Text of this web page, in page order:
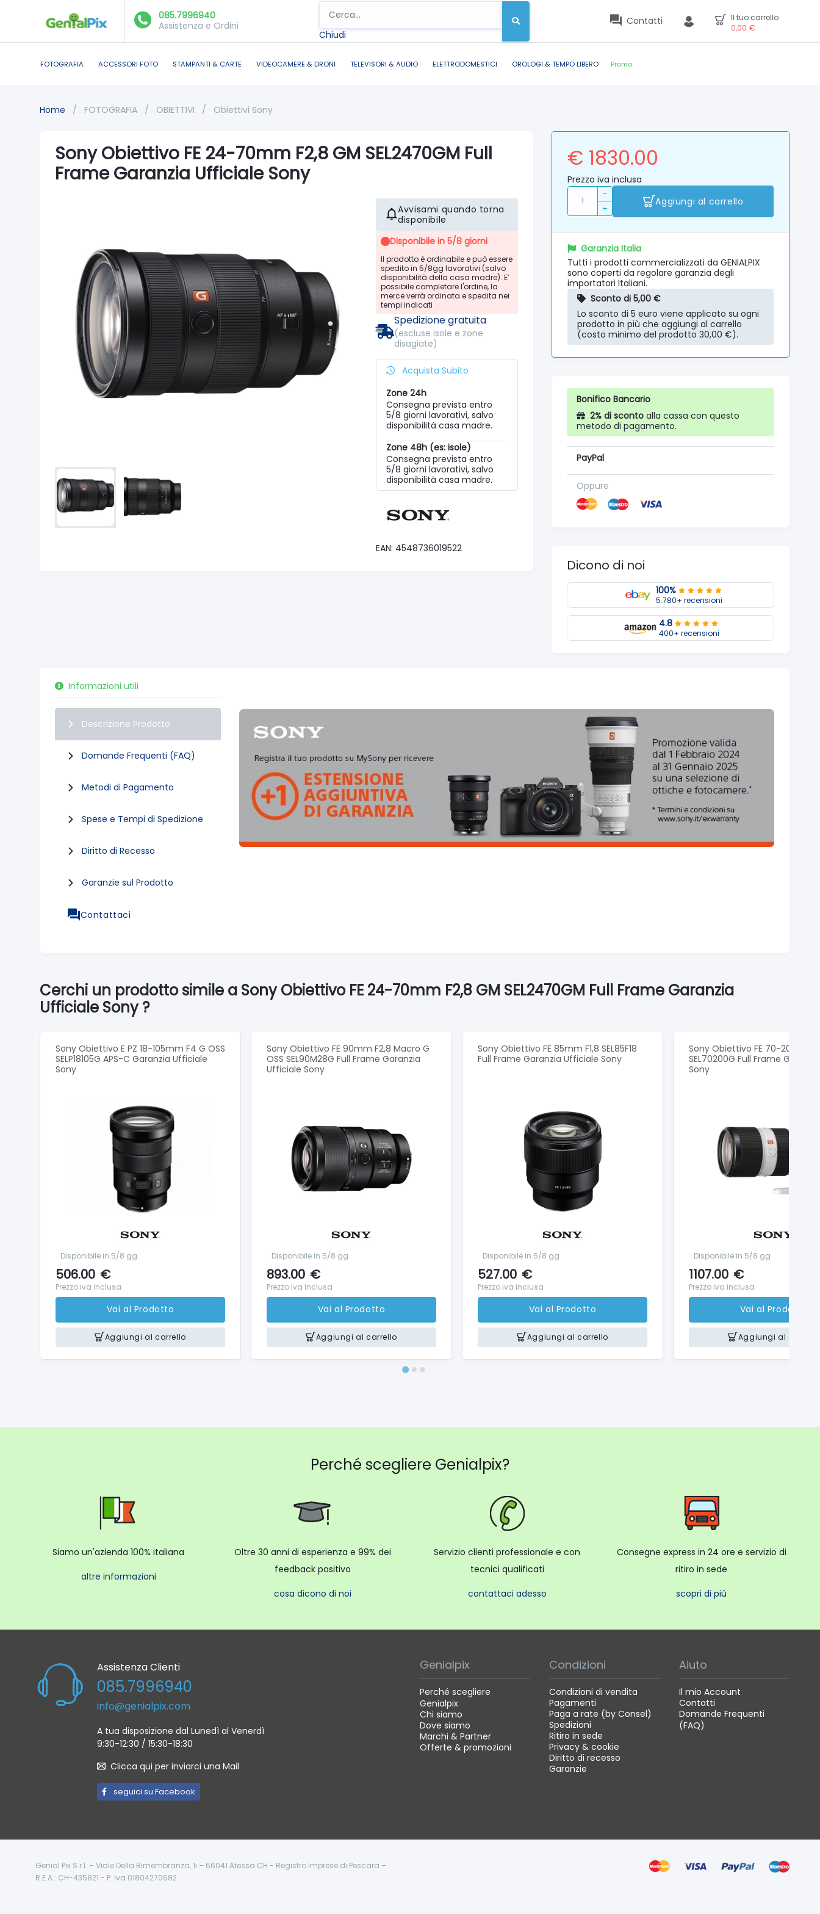
085.7996940
Assistenza e Ordini
Chiudi
Contatti
Il tuo carrello
0,00 €
FOTOGRAFIA ACCESSORI FOTO STAMPANTI & CARTE VIDEOCAMERE & DRONI TELEVISORI & AUDIO ELETTRODOMESTICI OROLOGI & TEMPO LIBERO Promo
Home / FOTOGRAFIA / OBIETTIVI / Obiettivi Sony
Sony Obiettivo FE 24-70mm F2,8 GM SEL2470GM Full
Frame Garanzia Ufficiale Sony
Avvisami quando torna
disponibile
Disponibile in 5/8 giorni
Il prodotto è ordinabile e può essere
spedito in 5/8gg lavorativi (salvo
disponibilità della casa madre). E’
possibile completare l'ordine, la
merce verrà ordinata e spedita nei
tempi indicati
Spedizione gratuita
(escluse isole e zone
disagiate)
Acquista Subito
Zone 24h
Consegna prevista entro
5/8 giorni lavorativi, salvo
disponibilità casa madre.
Zone 48h (es: isole)
Consegna prevista entro
5/8 giorni lavorativi, salvo
disponibilità casa madre.
EAN: 4548736019522
€ 1830.00
Prezzo iva inclusa
-
+
Aggiungi al carrello
Garanzia Italia
Tutti i prodotti commercializzati da GENIALPIX
sono coperti da regolare garanzia degli
importatori Italiani.
Sconto di 5,00 €
Lo sconto di 5 euro viene applicato su ogni
prodotto in più che aggiungi al carrello
(costo minimo del prodotto 30,00 €).
Bonifico Bancario
2% di sconto alla cassa con questo
metodo di pagamento.
PayPal
Oppure
Dicono di noi
100%
5.780+ recensioni
4.8
400+ recensioni
Informazioni utili
Descrizione Prodotto
Domande Frequenti (FAQ)
Metodi di Pagamento
Spese e Tempi di Spedizione
Diritto di Recesso
Garanzie sul Prodotto
Contattaci
Cerchi un prodotto simile a Sony Obiettivo FE 24-70mm F2,8 GM SEL2470GM Full Frame Garanzia
Ufficiale Sony ?
Sony Obiettivo E PZ 18-105mm F4 G OSS
SELP18105G APS-C Garanzia Ufficiale
Sony
Disponibile in 5/8 gg
506.00 €
Prezzo iva inclusa
Vai al Prodotto
Aggiungi al carrello
Sony Obiettivo FE 90mm F2,8 Macro G
OSS SEL90M28G Full Frame Garanzia
Ufficiale Sony
Disponibile in 5/8 gg
893.00 €
Prezzo iva inclusa
Vai al Prodotto
Aggiungi al carrello
Sony Obiettivo FE 85mm F1,8 SEL85F18
Full Frame Garanzia Ufficiale Sony
Disponibile in 5/8 gg
527.00 €
Prezzo iva inclusa
Vai al Prodotto
Aggiungi al carrello
Sony Obiettivo FE 70-200mm
SEL70200G Full Frame
Sony
Disponibile in 5/8 gg
1107.00 €
Prezzo iva inclusa
Vai al Prodotto
Aggiungi al carrello
Perché scegliere Genialpix?
Siamo un'azienda 100% italiana
altre informazioni
Oltre 30 anni di esperienza e 99% dei
feedback positivo
cosa dicono di noi
Servizio clienti professionale e con
tecnici qualificati
contattaci adesso
Consegne express in 24 ore e servizio di
ritiro in sede
scopri di più
Assistenza Clienti
085.7996940
info@genialpix.com
A tua disposizione dal Lunedì al Venerdì
9:30-12:30 / 15:30-18:30
Clicca qui per inviarci una Mail
seguici su Facebook
Genialpix
Perché scegliere
Genialpix
Chi siamo
Dove siamo
Marchi & Partner
Offerte & promozioni
Condizioni
Condizioni di vendita
Pagamenti
Paga a rate (by Consel)
Spedizioni
Ritiro in sede
Privacy & cookie
Diritto di recesso
Garanzie
Aiuto
Il mio Account
Contatti
Domande Frequenti
(FAQ)
Genial Pix S.r.l. – Viale Della Rimembranza, 1i – 66041 Atessa CH - Registro Imprese di Pescara –
R.E.A.: CH-435821 - P. Iva 01804270682